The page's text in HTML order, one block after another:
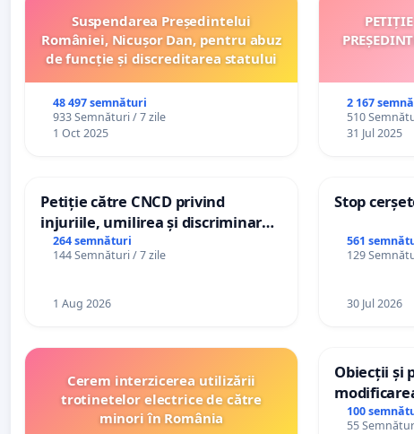
Suspendarea Președintelui
României, Nicușor Dan, pentru abuz
de funcție și discreditarea statului
48 497 semnături
933 Semnături / 7 zile
1 Oct 2025
2 167
510
31 Jul 2025
Petiție către CNCD privind
injuriile, umilirea și discriminarea
persoanelor cu dizabilități de
către utilizatorul TikTok „Gorici”
264 semnături
144 Semnături / 7 zile
1 Aug 2026
Stop
561
129
30 Jul 2026
Cerem interzicerea utilizării
trotinetelor electrice de către
minori în România
Obiecții și
General
100
55